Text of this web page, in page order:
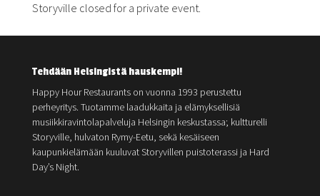
Storyville closed for a private event.
Tehdään Helsingistä hauskempi!
Happy Hour Restaurants on vuonna 1993 perustettu
perheyritys. Tuotamme laadukkaita ja elämyksellisiä
musiikkiravintolapalveluja Helsingin keskustassa; kultturelli
Storyville, hulvaton Rymy-Eetu, sekä kesäiseen
kaupunkielämään kuuluvat Storyvillen puistoterassi ja Hard
Day’s Night.